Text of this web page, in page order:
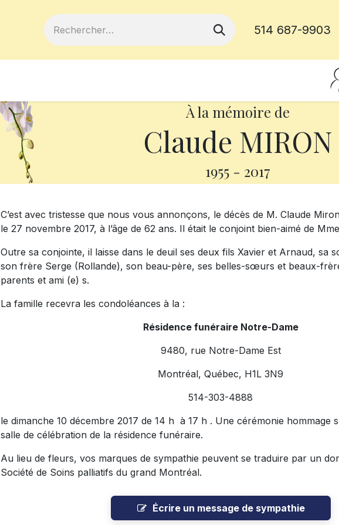
514 687-9903
À la mémoire de
Claude MIRON
1955 - 2017
C’est avec tristesse que nous vous annonçons, le décès de M. Claude
le 27 novembre 2017, à l’âge de 62 ans. Il était le conjoint bien-aimé de
Outre sa conjointe, il laisse dans le deuil ses deux fils Xavier et Arnaud, sa
son frère Serge (Rollande), son beau-père, ses belles-sœurs et beaux-
parents et ami (e) s.
La famille recevra les condoléances à la :
Résidence funéraire Notre-Dame
9480, rue Notre-Dame Est
Montréal, Québec, H1L 3N9
514-303-4888
le dimanche 10 décembre 2017 de 14 h à 17 h . Une cérémonie hommage
salle de célébration de la résidence funéraire.
Au lieu de fleurs, vos marques de sympathie peuvent se traduire par un
Société de Soins palliatifs du grand Montréal.
Écrire un message de sympathie